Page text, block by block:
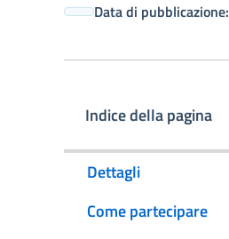
Data di pubblicazione:
Indice della pagina
Dettagli
Come partecipare